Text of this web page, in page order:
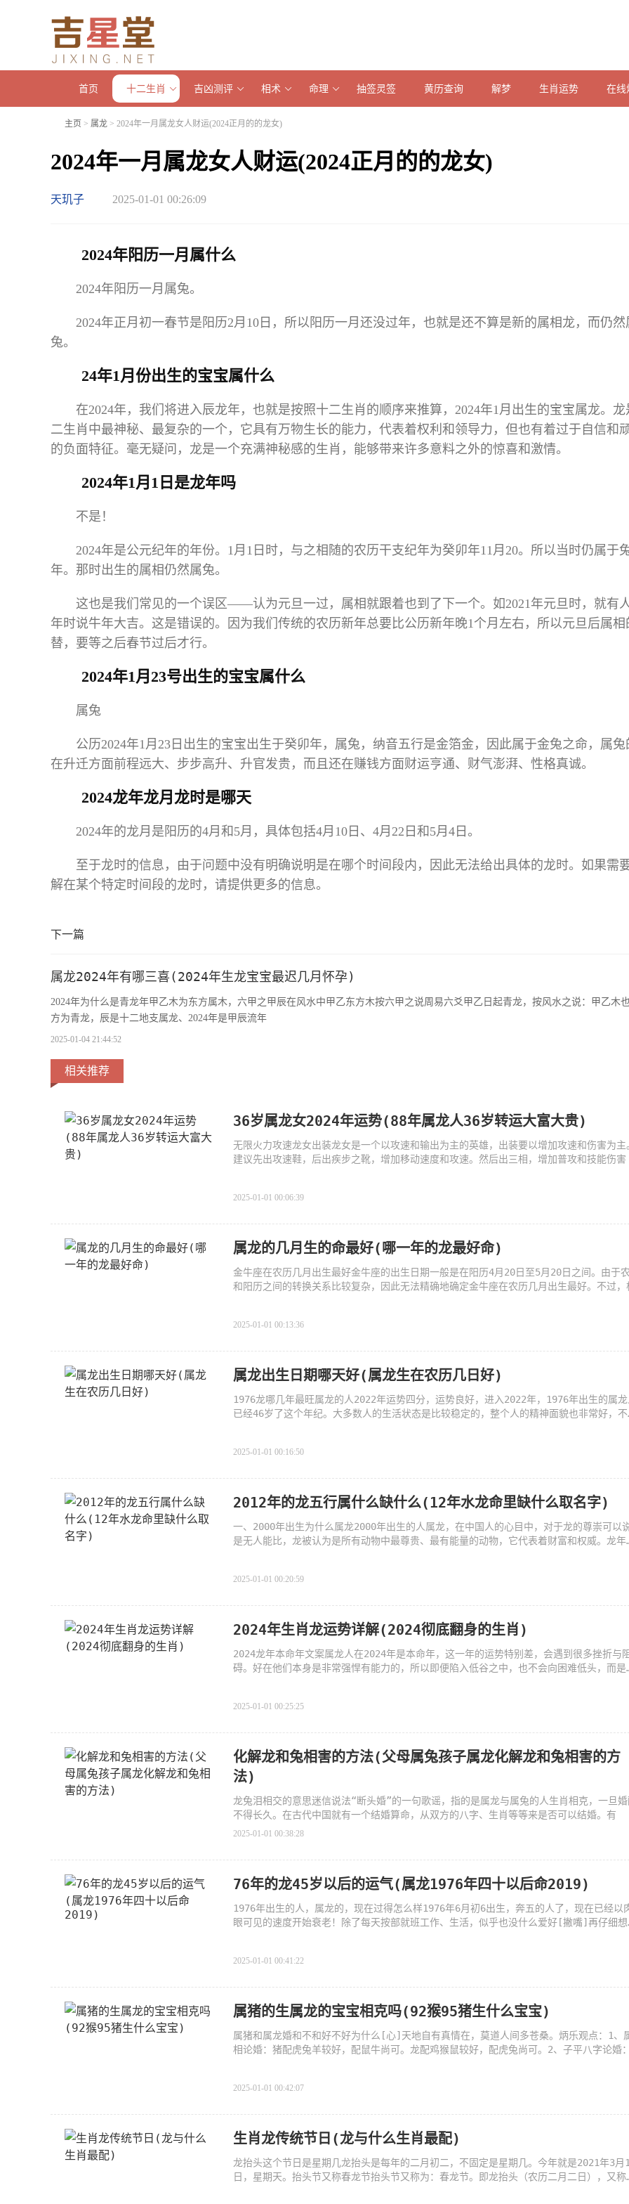
首页 十二生肖 吉凶测评 相术 命理 抽签灵签 黄历查询 解梦 生肖运势 在线
主页 > 属龙 > 2024年一月属龙女人财运(2024正月的的龙女)
2024年一月属龙女人财运(2024正月的的龙女)
天玑子 2025-01-01 00:26:09
2024年阳历一月属什么
2024年阳历一月属兔。
2024年正月初一春节是阳历2月10日，所以阳历一月还没过年，也就是还不算是新的属相龙，而仍然
兔。
24年1月份出生的宝宝属什么
在2024年，我们将进入辰龙年，也就是按照十二生肖的顺序来推算，2024年1月出生的宝宝属龙。龙
二生肖中最神秘、最复杂的一个，它具有万物生长的能力，代表着权利和领导力，但也有着过于自信和
的负面特征。毫无疑问，龙是一个充满神秘感的生肖，能够带来许多意料之外的惊喜和激情。
2024年1月1日是龙年吗
不是！
2024年是公元纪年的年份。1月1日时，与之相随的农历干支纪年为癸卯年11月20。所以当时仍属于
年。那时出生的属相仍然属兔。
这也是我们常见的一个误区——认为元旦一过，属相就跟着也到了下一个。如2021年元旦时，就有
年时说牛年大吉。这是错误的。因为我们传统的农历新年总要比公历新年晚1个月左右，所以元旦后属相
替，要等之后春节过后才行。
2024年1月23号出生的宝宝属什么
属兔
公历2024年1月23日出生的宝宝出生于癸卯年，属兔，纳音五行是金箔金，因此属于金兔之命，属兔
在升迁方面前程远大、步步高升、升官发贵，而且还在赚钱方面财运亨通、财气澎湃、性格真诚。
2024龙年龙月龙时是哪天
2024年的龙月是阳历的4月和5月，具体包括4月10日、4月22日和5月4日。
至于龙时的信息，由于问题中没有明确说明是在哪个时间段内，因此无法给出具体的龙时。如果需
解在某个特定时间段的龙时，请提供更多的信息。
下一篇
属龙2024年有哪三喜(2024年生龙宝宝最迟几月怀孕)
2024年为什么是青龙年甲乙木为东方属木，六甲之甲辰在风水中甲乙东方木按六甲之说周易六爻甲乙日起青龙，按风水之说：甲乙木
方为青龙，辰是十二地支属龙、2024年是甲辰流年
2025-01-04 21:44:52
相关推荐
36岁属龙女2024年运势(88年属龙人36岁转运大富大贵)
无限火力攻速龙女出装龙女是一个以攻速和输出为主的英雄，出装要以增加攻速和伤害为主
建议先出攻速鞋，后出疾步之靴，增加移动速度和攻速。然后出三相，增加普攻和技能伤害
2025-01-01 00:06:39
属龙的几月生的命最好(哪一年的龙最好命)
金牛座在农历几月出生最好金牛座的出生日期一般是在阳历4月20日至5月20日之间。由于
和阳历之间的转换关系比较复杂，因此无法精确地确定金牛座在农历几月出生最好。不过，
2025-01-01 00:13:36
属龙出生日期哪天好(属龙生在农历几日好)
1976龙哪几年最旺属龙的人2022年运势四分，运势良好，进入2022年，1976年出生的属龙
已经46岁了这个年纪。大多数人的生活状态是比较稳定的，整个人的精神面貌也非常好，不
2025-01-01 00:16:50
2012年的龙五行属什么缺什么(12年水龙命里缺什么取名字)
一、2000年出生为什么属龙2000年出生的人属龙，在中国人的心目中，对于龙的尊崇可以
是无人能比，龙被认为是所有动物中最尊贵、最有能量的动物，它代表着财富和权威。龙年
2025-01-01 00:20:59
2024年生肖龙运势详解(2024彻底翻身的生肖)
2024龙年本命年文案属龙人在2024年是本命年，这一年的运势特别差，会遇到很多挫折与
碍。好在他们本身是非常强悍有能力的，所以即便陷入低谷之中，也不会向困难低头，而是
2025-01-01 00:25:25
化解龙和兔相害的方法(父母属兔孩子属龙化解龙和兔相害的方
法)
龙兔泪相交的意思迷信说法“断头婚”的一句歌谣，指的是属龙与属兔的人生肖相克，一旦婚
不得长久。在古代中国就有一个结婚算命，从双方的八字、生肖等等来是否可以结婚。有
2025-01-01 00:38:28
76年的龙45岁以后的运气(属龙1976年四十以后命2019)
1976年出生的人，属龙的，现在过得怎么样1976年6月初6出生，奔五的人了，现在已经以
眼可见的速度开始衰老！除了每天按部就班工作、生活，似乎也没什么爱好[撇嘴]再仔细想
2025-01-01 00:41:22
属猪的生属龙的宝宝相克吗(92猴95猪生什么宝宝)
属猪和属龙婚和不和好不好为什么[心]天地自有真情在，莫道人间多苍桑。炳乐观点：1、
相论婚：猪配虎兔羊较好，配鼠牛尚可。龙配鸡猴鼠较好，配虎兔尚可。2、子平八字论婚：
2025-01-01 00:42:07
生肖龙传统节日(龙与什么生肖最配)
龙抬头这个节日是星期几龙抬头是每年的二月初二，不固定是星期几。今年就是2021年3月
日，星期天。抬头节又称春龙节抬头节又称为：春龙节。即龙抬头（农历二月二日），又称